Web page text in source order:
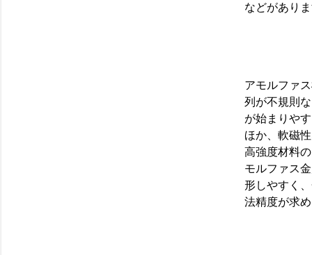
などがあり
アモルファ
列が不規則
が始まりや
ほか、軟磁
高強度材料
モルファス
形しやすく
法精度が求